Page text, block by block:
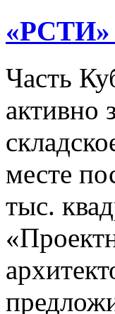
«РСТИ»
Часть
активно
месте
тыс.